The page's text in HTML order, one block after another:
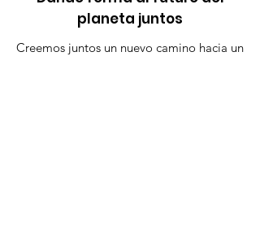
planeta juntos
Creemos juntos un nuevo camino hacia un